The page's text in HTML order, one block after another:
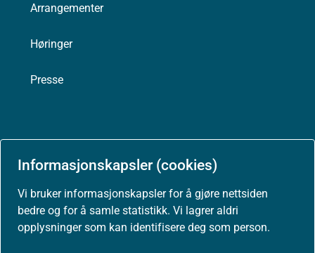
Informasjonskapsler (cookies)
Vi bruker informasjonskapsler for å gjøre nettsiden
bedre og for å samle statistikk. Vi lagrer aldri
opplysninger som kan identifisere deg som person.
Arrangementer
Høringer
Presse
Om nettstedet
Personvernerklæring
Tilgjengelighetserklæring (uustatus.no)